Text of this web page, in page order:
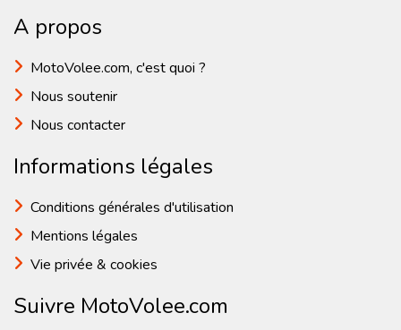
A propos
MotoVolee.com, c'est quoi ?
Nous soutenir
Nous contacter
Informations légales
Conditions générales d'utilisation
Mentions légales
Vie privée & cookies
Suivre MotoVolee.com